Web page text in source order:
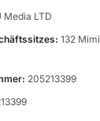
Media LTD
132
205213399